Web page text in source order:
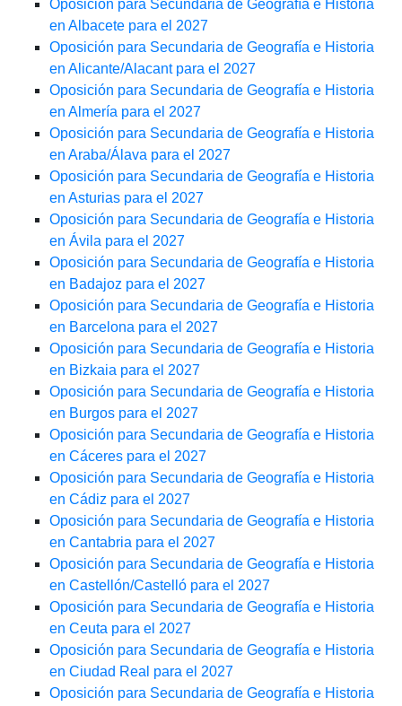
Oposición para Secundaria de Geografía e Historia
en Albacete para el 2027
Oposición para Secundaria de Geografía e Historia
en Alicante/Alacant para el 2027
Oposición para Secundaria de Geografía e Historia
en Almería para el 2027
Oposición para Secundaria de Geografía e Historia
en Araba/Álava para el 2027
Oposición para Secundaria de Geografía e Historia
en Asturias para el 2027
Oposición para Secundaria de Geografía e Historia
en Ávila para el 2027
Oposición para Secundaria de Geografía e Historia
en Badajoz para el 2027
Oposición para Secundaria de Geografía e Historia
en Barcelona para el 2027
Oposición para Secundaria de Geografía e Historia
en Bizkaia para el 2027
Oposición para Secundaria de Geografía e Historia
en Burgos para el 2027
Oposición para Secundaria de Geografía e Historia
en Cáceres para el 2027
Oposición para Secundaria de Geografía e Historia
en Cádiz para el 2027
Oposición para Secundaria de Geografía e Historia
en Cantabria para el 2027
Oposición para Secundaria de Geografía e Historia
en Castellón/Castelló para el 2027
Oposición para Secundaria de Geografía e Historia
en Ceuta para el 2027
Oposición para Secundaria de Geografía e Historia
en Ciudad Real para el 2027
Oposición para Secundaria de Geografía e Historia